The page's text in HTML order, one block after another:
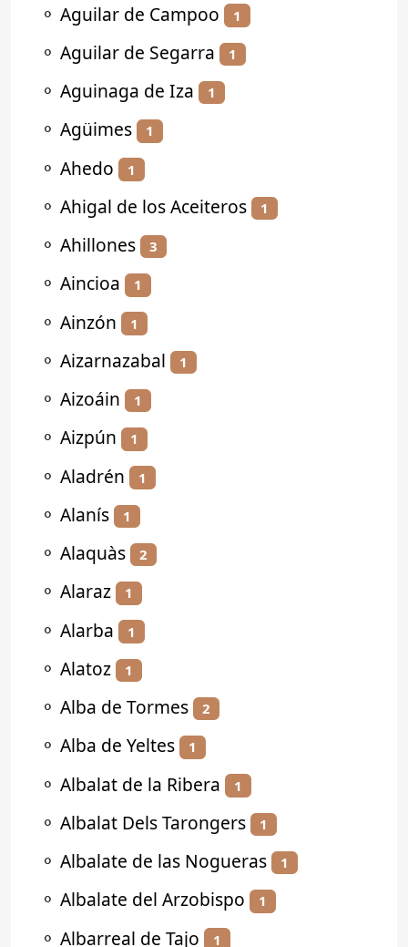
⚬ Aguilar de Campoo 1
⚬ Aguilar de Segarra 1
⚬ Aguinaga de Iza 1
⚬ Agüimes 1
⚬ Ahedo 1
⚬ Ahigal de los Aceiteros 1
⚬ Ahillones 3
⚬ Aincioa 1
⚬ Ainzón 1
⚬ Aizarnazabal 1
⚬ Aizoáin 1
⚬ Aizpún 1
⚬ Aladrén 1
⚬ Alanís 1
⚬ Alaquàs 2
⚬ Alaraz 1
⚬ Alarba 1
⚬ Alatoz 1
⚬ Alba de Tormes 2
⚬ Alba de Yeltes 1
⚬ Albalat de la Ribera 1
⚬ Albalat Dels Tarongers 1
⚬ Albalate de las Nogueras 1
⚬ Albalate del Arzobispo 1
⚬ Albarreal de Tajo 1